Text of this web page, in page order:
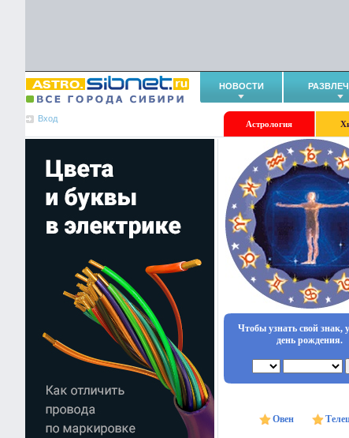
НОВОСТИ
Вход
Астрология
Чтобы узнать свой знак,
день рождения.
Овен